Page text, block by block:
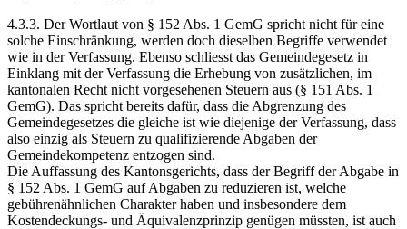
4.3.3. Der Wortlaut von § 152 Abs. 1 GemG spricht nicht für eine
solche Einschränkung, werden doch dieselben Begriffe verwendet
wie in der Verfassung. Ebenso schliesst das Gemeindegesetz in
Einklang mit der Verfassung die Erhebung von zusätzlichen, im
kantonalen Recht nicht vorgesehenen Steuern aus (§ 151 Abs. 1
GemG). Das spricht bereits dafür, dass die Abgrenzung des
Gemeindegesetzes die gleiche ist wie diejenige der Verfassung, dass
also einzig als Steuern zu qualifizierende Abgaben der
Gemeindekompetenz entzogen sind.
Die Auffassung des Kantonsgerichts, dass der Begriff der Abgabe in
§ 152 Abs. 1 GemG auf Abgaben zu reduzieren ist, welche
gebührenähnlichen Charakter haben und insbesondere dem
Kostendeckungs- und Äquivalenzprinzip genügen müssten, ist auch